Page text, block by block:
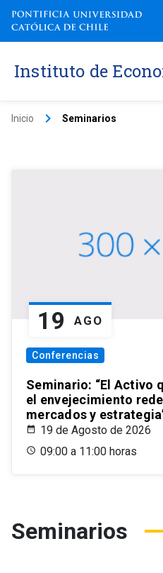
Instituto de
Inicio keyboard_arrow_right Seminarios
19 AGO
Conferencias
Seminario: “El Activo
el envejecimiento
mercados y
19 de Agosto de 2026
09:00 a 11:00 horas
Seminarios